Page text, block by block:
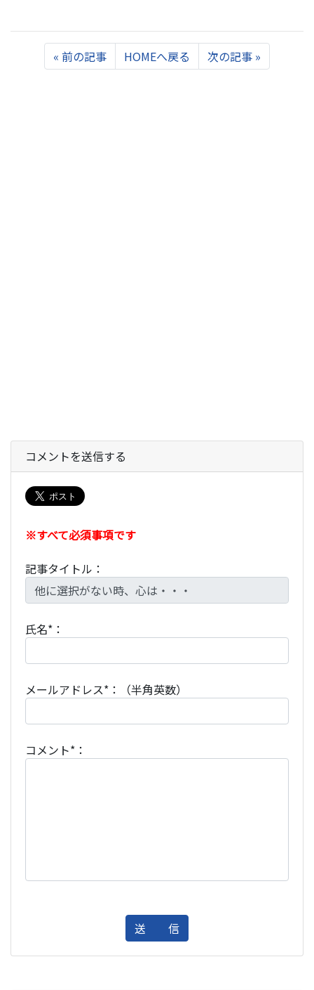
« Previous
前の記事 HOMEへ戻る 次の記事 »
コメントを送信する
※すべて必須事項です
記事タイトル：
氏名*：
メールアドレス*：（半角英数）
コメント*：
送 信